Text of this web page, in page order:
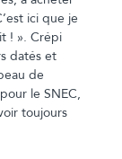
ici que je
! ». Crépi
datés et
de
le SNEC,
toujours